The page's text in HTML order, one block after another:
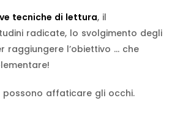
tecniche di lettura, il
radicate, lo svolgimento degli
raggiungere l’obiettivo … che
affaticare gli occhi.